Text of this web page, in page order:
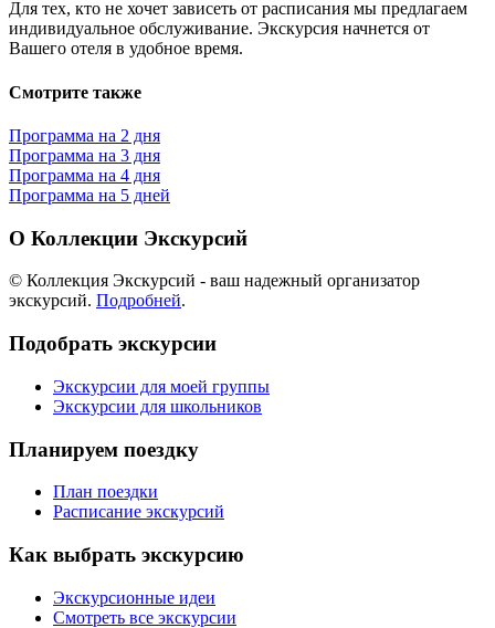
Для тех, кто не хочет зависеть от расписания мы предлагаем
индивидуальное обслуживание. Экскурсия начнется от
Вашего отеля в удобное время.
Смотрите также
Программа на 2 дня
Программа на 3 дня
Программа на 4 дня
Программа на 5 дней
О Коллекции Экскурсий
© Коллекция Экскурсий - ваш надежный организатор
экскурсий. Подробней.
Подобрать экскурсии
Экскурсии для моей группы
Экскурсии для школьников
Планируем поездку
План поездки
Расписание экскурсий
Как выбрать экскурсию
Экскурсионные идеи
Смотреть все экскурсии